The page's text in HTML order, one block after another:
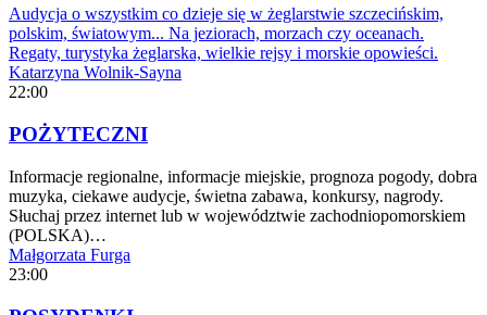
Audycja o wszystkim co dzieje się w żeglarstwie szczecińskim,
polskim, światowym... Na jeziorach, morzach czy oceanach.
Regaty, turystyka żeglarska, wielkie rejsy i morskie opowieści.
Katarzyna Wolnik-Sayna
22:00
POŻYTECZNI
Informacje regionalne, informacje miejskie, prognoza pogody, dobra
muzyka, ciekawe audycje, świetna zabawa, konkursy, nagrody.
Słuchaj przez internet lub w województwie zachodniopomorskiem
(POLSKA)…
Małgorzata Furga
23:00